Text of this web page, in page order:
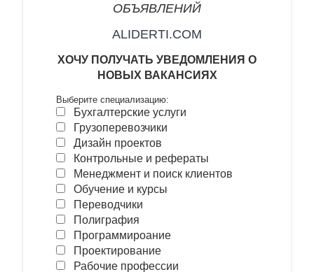
ОБЪЯВЛЕНИЙ
ALIDERTI.COM
ХОЧУ ПОЛУЧАТЬ УВЕДОМЛЕНИЯ О
НОВЫХ ВАКАНСИЯХ
Выберите специализацию:
Бухгалтерские услуги
Грузоперевозчики
Дизайн проектов
Контрольные и рефераты
Менеджмент и поиск клиентов
Обучение и курсы
Переводчики
Полиграфия
Программироание
Проектирование
Рабочие профессии